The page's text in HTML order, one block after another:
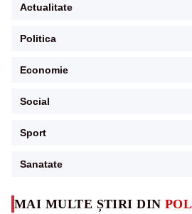
MAI MULTE ȘTIRI DIN
Actualitate
Politica
Economie
Social
Sport
Sanatate